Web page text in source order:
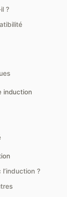
?
induction
?